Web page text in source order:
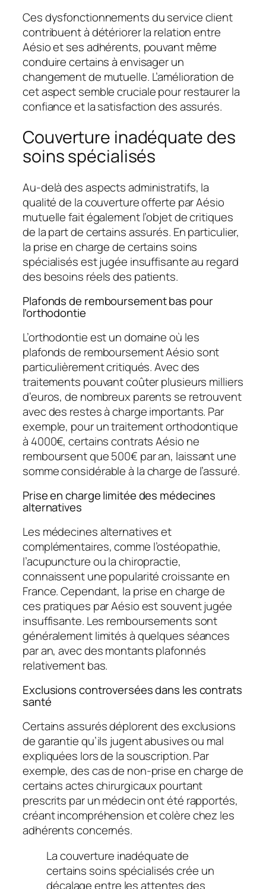
Ces dysfonctionnements du service client
contribuent à détériorer la relation entre
Aésio et ses adhérents, pouvant même
conduire certains à envisager un
changement de mutuelle. L’amélioration de
cet aspect semblecrucialepour restaurer la
confiance et la satisfaction des assurés.
Couverture inadéquate des
soins spécialisés
Au-delà des aspects administratifs, la
qualité de la couverture offerte par Aésio
mutuelle fait également l’objet de critiques
de la part de certains assurés. En particulier,
la prise en charge de certains soins
spécialisés est jugée insuffisante au regard
des besoins réels des patients.
Plafonds de remboursement bas pour
l’orthodontie
L’orthodontie est un domaine où les
plafonds de remboursement Aésio sont
particulièrement critiqués. Avec des
traitements pouvant coûter plusieurs milliers
d’euros, de nombreux parents se retrouvent
avec des restes à charge importants. Par
exemple, pour un traitement orthodontique
à 4000€, certains contrats Aésio ne
remboursent que 500€ par an, laissant une
somme considérable à la charge de l’assuré.
Prise en charge limitée des médecines
alternatives
Les médecines alternatives et
complémentaires, comme l’ostéopathie,
l’acupuncture ou la chiropractie,
connaissent une popularité croissante en
France. Cependant, la prise en charge de
ces pratiques par Aésio est souvent jugée
insuffisante. Les remboursements sont
généralement limités à quelques séances
par an, avec des montants plafonnés
relativement bas.
Exclusions controversées dans les contrats
santé
Certains assurés déplorent des exclusions
de garantie qu’ils jugent abusives ou mal
expliquées lors de la souscription. Par
exemple, des cas de non-prise en charge de
certains actes chirurgicaux pourtant
prescrits par un médecin ont été rapportés,
créant incompréhension et colère chez les
adhérents concernés.
La couverture inadéquate de
certains soins spécialisés crée un
décalage entre les attentes des